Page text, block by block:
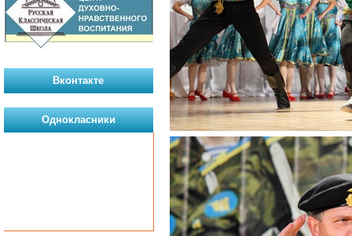
Вконтакте
Однокласники